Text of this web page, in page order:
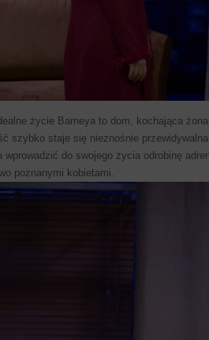
życie Barneya to dom, kochająca
szybko staje się nieznośnie
wprowadzić do swojego życia odrobinę
poznanymi kobietami.